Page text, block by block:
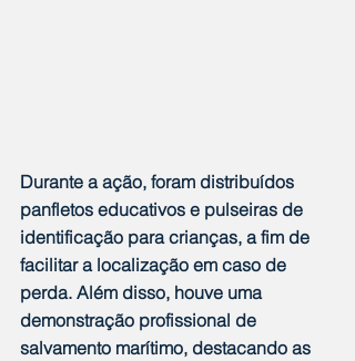
Durante a ação, foram distribuídos
panfletos educativos e pulseiras de
identificação para crianças, a fim de
facilitar a localização em caso de
perda. Além disso, houve uma
demonstração profissional de
salvamento marítimo, destacando as